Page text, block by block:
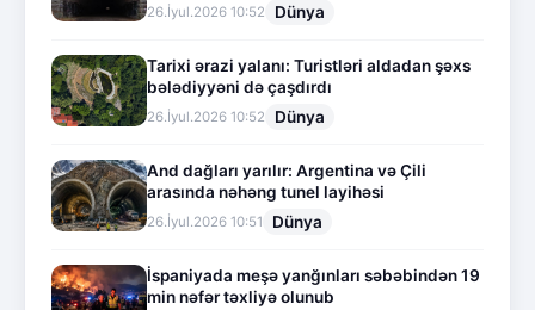
26.İyul.2026 10:52 Dünya
Tarixi ərazi yalanı: Turistləri aldadan şəxs
bələdiyyəni də çaşdırdı
26.İyul.2026 10:52 Dünya
And dağları yarılır: Argentina və Çili
arasında nəhəng tunel layihəsi
26.İyul.2026 10:51 Dünya
İspaniyada meşə yanğınları səbəbindən 19
min nəfər təxliyə olunub